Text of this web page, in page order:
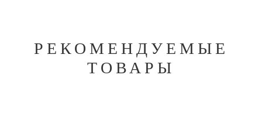
РЕКОМЕНДУЕМЫЕ
ТОВАРЫ